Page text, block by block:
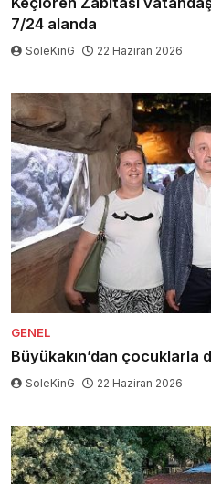
7/24 alanda
SoleKinG 22 Haziran 2026
GENEL
Büyükakın’dan çocuklarla
SoleKinG 22 Haziran 2026